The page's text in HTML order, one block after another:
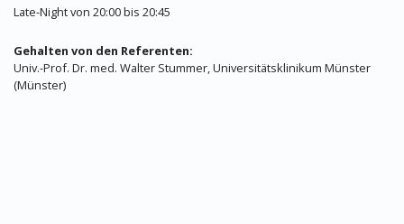
Late-Night von 20:00 bis 20:45
Gehalten von den Referenten:
Univ.-Prof. Dr. med. Walter Stummer, Universitätsklinikum Münster
(Münster)